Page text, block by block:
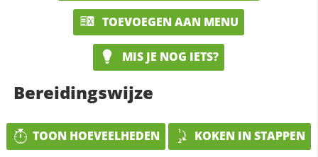
TOEVOEGEN AAN MENU
MIS JE NOG IETS?
Bereidingswijze
TOON HOEVEELHEDEN KOKEN IN STAPPEN